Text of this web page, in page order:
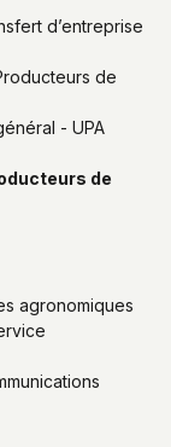
d’entreprise
de
- UPA
de
agronomiques